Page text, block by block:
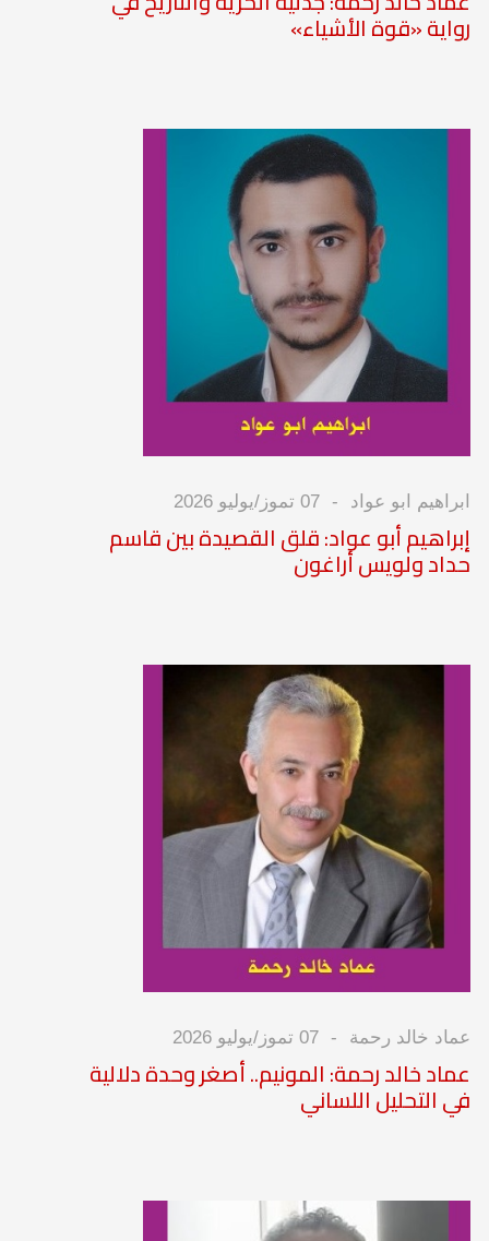
رواية «قوة الأشياء»
ابراهيم ابو عواد 07 تموز/يوليو 2026
إبراهيم أبو عواد: قلق القصيدة بين قاسم
حداد ولويس أراغون
عماد خالد رحمة 07 تموز/يوليو 2026
عماد خالد رحمة: المونيم.. أصغر وحدة دلالية
في التحليل اللساني